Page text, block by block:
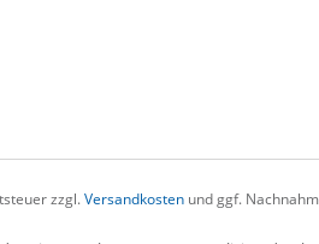
zzgl.Versandkostenund ggf.